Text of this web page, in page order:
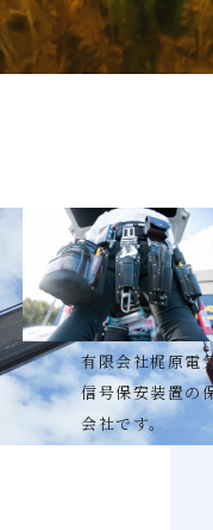
有限会社梶原電
信号保安装置の
会社です。